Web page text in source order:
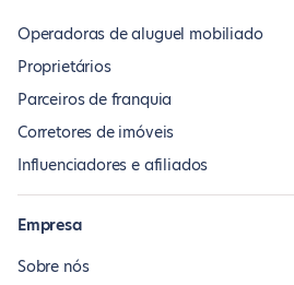
Operadoras de aluguel mobiliado
Proprietários
Parceiros de franquia
Corretores de imóveis
Influenciadores e afiliados
Empresa
Sobre nós